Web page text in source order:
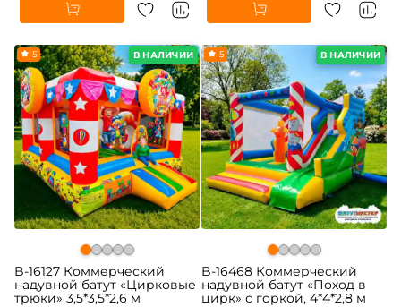
В НАЛИЧИИ
5
B-16127 Коммерческий
надувной батут «Цирковые
трюки» 3,5*3,5*2,6 м
В НАЛИЧИИ
5
B-16468 Коммерческий
надувной батут «Поход в
цирк» с горкой, 4*4*2,8 м